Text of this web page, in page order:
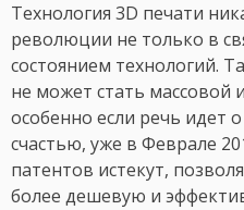
Технология 3D печати
революции не только в
состоянием технологий.
не может стать массовой
особенно если речь идет
счастью, уже в Феврале
патентов истекут,
более дешевую и